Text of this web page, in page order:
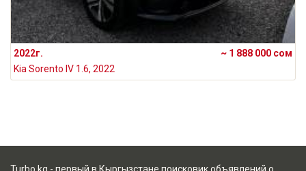
2022г.
~ 1 888 000 сом
Kia Sorento IV 1.6, 2022